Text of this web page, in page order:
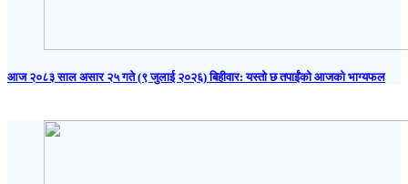
आज २०८३ साल असार २५ गते (९ जुलाई २०२६) बिहीवार: यस्तो छ तपाईंको आजको भाग्यफल